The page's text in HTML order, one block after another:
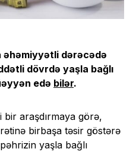
əhəmiyyətli dərəcədə
dövrdə yaşla bağlı
edə bilər.
bir araşdırmaya görə,
birbaşa təsir göstərə
yaşla bağlı